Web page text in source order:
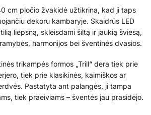
cm pločio žvakidė užtikrina, kad ji taps
dekoru kambaryje. Skaidrūs LED
liepsną, skleisdami šiltą ir jaukią šviesą,
harmonijos bei šventinės dvasios.
trikampės formos „Trill“ dera tiek prie
tiek prie klasikinės, kaimiškos ar
Pastatyta ant palangės, ji tampa
tiek praeiviams – šventės jau prasidėjo.